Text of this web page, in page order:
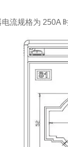
规格为 250A